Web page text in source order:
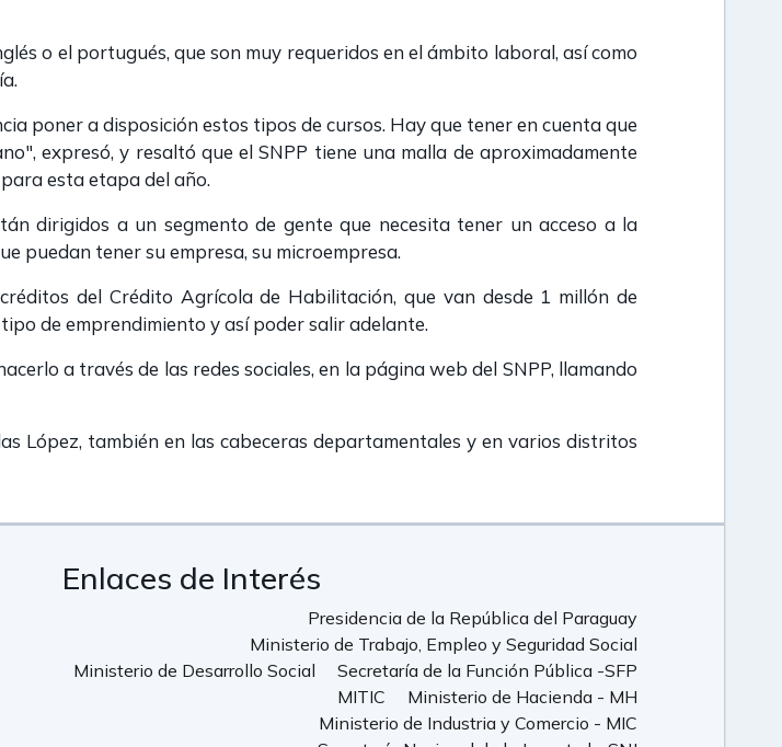
o el portugués, que son muy requeridos en el ámbito laboral, así como
poner a disposición estos tipos de cursos. Hay que tener en cuenta que
expresó, y resaltó que el SNPP tiene una malla de aproximadamente
esta etapa del año.
dirigidos a un segmento de gente que necesita tener un acceso a la
puedan tener su empresa, su microempresa.
del Crédito Agrícola de Habilitación, que van desde 1 millón de
de emprendimiento y así poder salir adelante.
a través de las redes sociales, en la página web del SNPP, llamando
López, también en las cabeceras departamentales y en varios distritos
Enlaces de Interés
Presidencia de la República del Paraguay
Ministerio de Trabajo, Empleo y Seguridad Social
Ministerio de Desarrollo Social
Secretaría de la Función Pública -SFP
MITIC
Ministerio de Hacienda - MH
Ministerio de Industria y Comercio - MIC